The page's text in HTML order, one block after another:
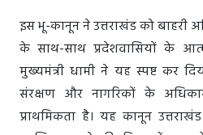
इस भू-कानून ने उत्तराखंड को बाहरी
के साथ-साथ प्रदेशवासियों के
मुख्यमंत्री धामी ने यह स्पष्ट कर
संरक्षण और नागरिकों के
प्राथमिकता है। यह कानून